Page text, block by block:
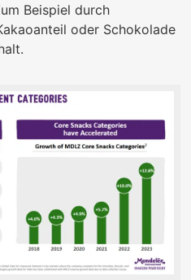
Beispiel durch
oder Schokolade